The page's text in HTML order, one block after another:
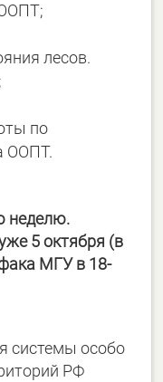
лесов.
по
ООПТ.
неделю.
5 октября (в
МГУ в 18-
системы особо
РФ